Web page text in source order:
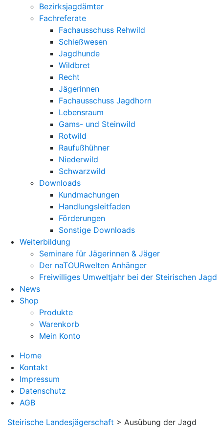
Bezirksjagdämter
Fachreferate
Fachausschuss Rehwild
Schießwesen
Jagdhunde
Wildbret
Recht
Jägerinnen
Fachausschuss Jagdhorn
Lebensraum
Gams- und Steinwild
Rotwild
Raufußhühner
Niederwild
Schwarzwild
Downloads
Kundmachungen
Handlungsleitfaden
Förderungen
Sonstige Downloads
Weiterbildung
Seminare für Jägerinnen & Jäger
Der naTOURwelten Anhänger
Freiwilliges Umweltjahr bei der Steirischen Jagd
News
Shop
Produkte
Warenkorb
Mein Konto
Home
Kontakt
Impressum
Datenschutz
AGB
Steirische Landesjägerschaft > Ausübung der Jagd